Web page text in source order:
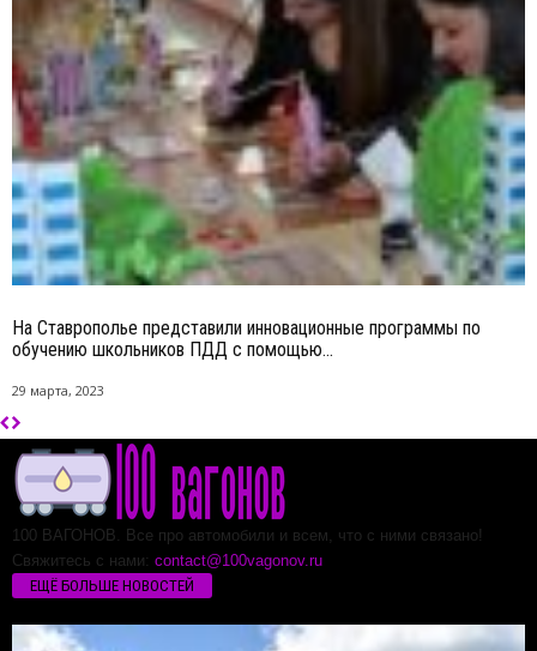
На Ставрополье представили инновационные программы по
обучению школьников ПДД с помощью...
29 марта, 2023
100 ВАГОНОВ. Все про автомобили и всем, что с ними связано!
Свяжитесь с нами: contact@100vagonov.ru
ЕЩЁ БОЛЬШЕ НОВОСТЕЙ